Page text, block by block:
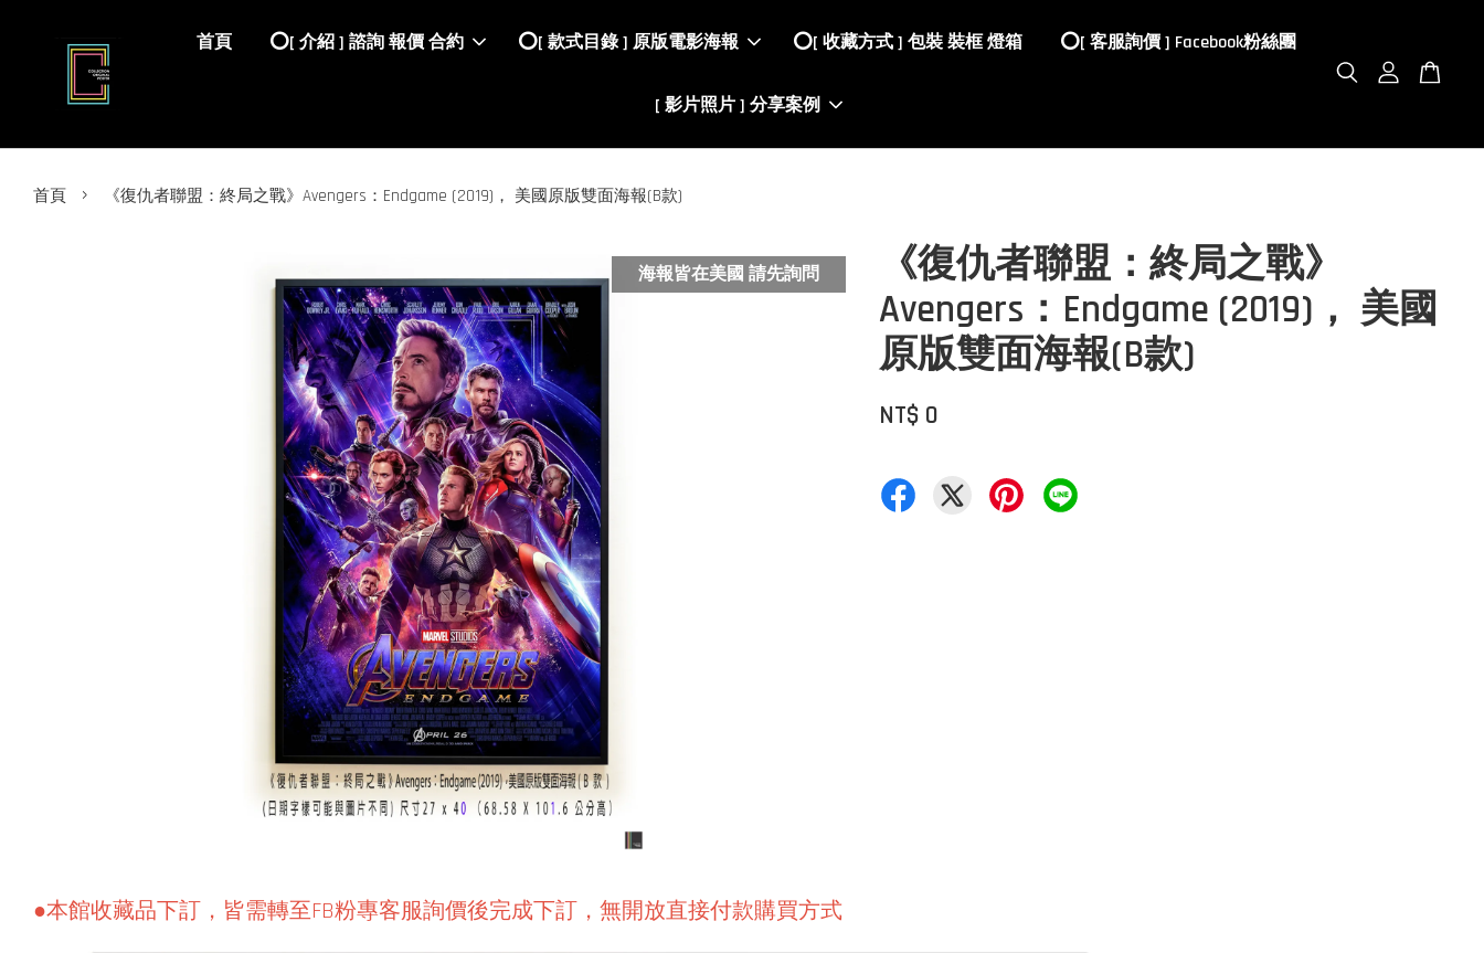
首頁 ⭕️[ 介紹 ] 諮詢 報價 合約 ⭕️[ 款式目錄 ] 原版電影海報 ⭕️[ 收藏方式 ] 包裝 裝框 燈箱 ⭕️[ 客服詢價 ] Facebook粉絲團
[ 影片照片 ] 分享案例
首頁 › 《復仇者聯盟：終局之戰》Avengers：Endgame (2019)， 美國原版雙面海報(B款)
海報皆在美國 請先詢問
《復仇者聯盟：終局之戰》
Avengers：Endgame (2019)， 美國
原版雙面海報(B款)
NT$ 0
●本館收藏品下訂，皆需轉至FB粉專客服詢價後完成下訂，無開放直接付款購買方式